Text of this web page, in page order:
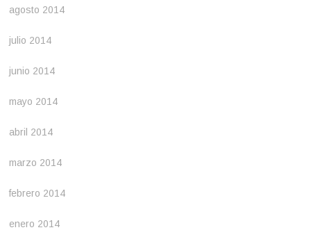
agosto 2014
julio 2014
junio 2014
mayo 2014
abril 2014
marzo 2014
febrero 2014
enero 2014